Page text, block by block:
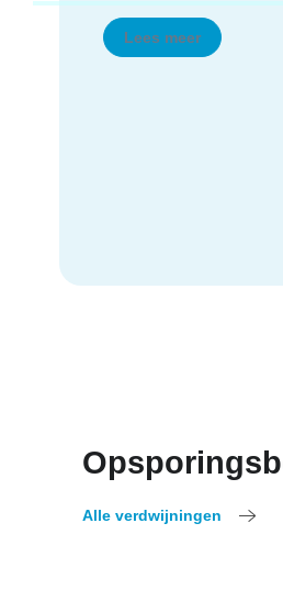
te beschermen door
melden via ons
Alle verdwijningen